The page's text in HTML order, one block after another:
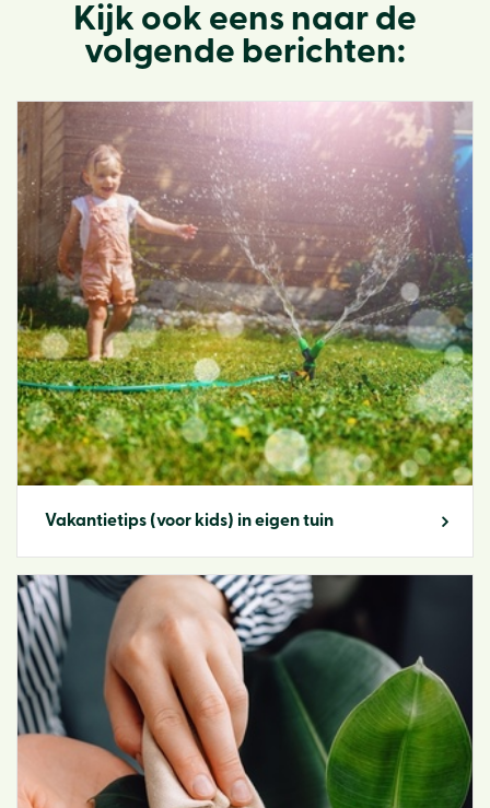
Kijk ook eens naar de
volgende berichten:
Vakantietips (voor kids) in eigen tuin